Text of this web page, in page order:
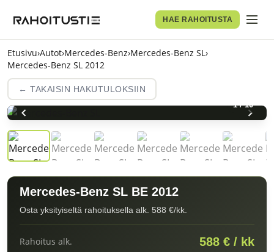
HAE RAHOITUSTA
Etusivu›Autot›Mercedes-Benz›Mercedes-Benz SL›
Mercedes-Benz SL 2012
← TAKAISIN HAKUTULOKSIIN
1/10
Mercedes-Benz SL BE 2012
Osta yksityiseltä rahoituksella alk. 588 €/kk.
Rahoitus alk. 588 € / kk